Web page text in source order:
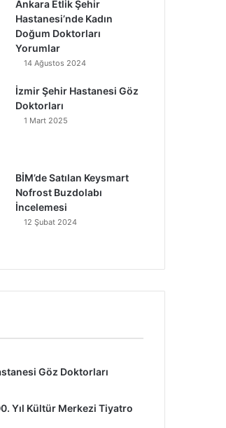
Ankara Etlik Şehir
Hastanesi’nde Kadın
Doğum Doktorları
Yorumlar
14 Ağustos 2024
İzmir Şehir Hastanesi Göz
Doktorları
1 Mart 2025
BİM’de Satılan Keysmart
Nofrost Buzdolabı
İncelemesi
12 Şubat 2024
Göz Doktorları
Yıl Kültür Merkezi Tiyatro